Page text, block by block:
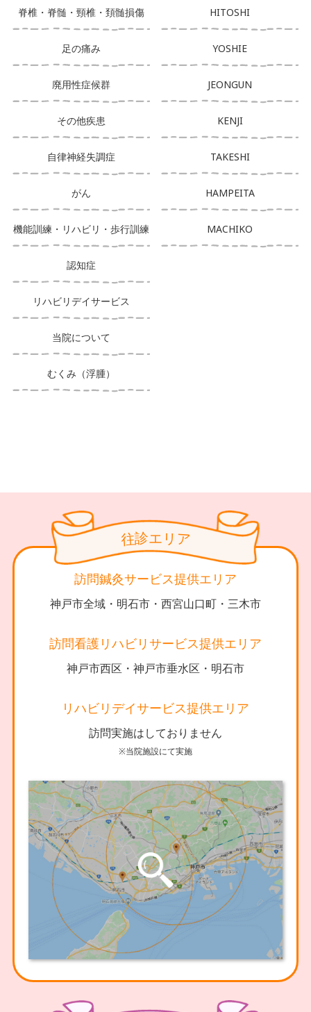
脊椎・脊髄・頸椎・頚髄損傷
足の痛み
廃用性症候群
その他疾患
自律神経失調症
がん
機能訓練・リハビリ・歩行訓練
認知症
リハビリデイサービス
当院について
むくみ（浮腫）
HITOSHI
YOSHIE
JEONGUN
KENJI
TAKESHI
HAMPEITA
MACHIKO
往診エ リ ア
訪問鍼灸サービス提供エリア
神戸市全域・明石市・西宮山口町・三木市
訪問看護リハビリサービス提供エリア
神戸市西区・神戸市垂水区・明石市
リハビリデイサービス提供エリア
訪問実施はしておりません
※当院施設にて実施